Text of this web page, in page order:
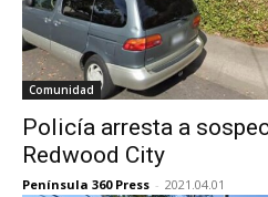
Comunidad
Policía arresta a
Redwood City
Península 360 Press - 2021.04.01